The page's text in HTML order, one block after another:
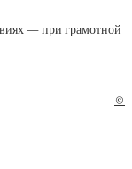
— при грамотной
©